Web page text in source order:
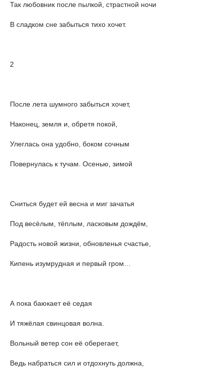
Так любовник после пылкой, страстной ночи
В сладком сне забыться тихо хочет.
2
После лета шумного забыться хочет,
Наконец, земля и, обретя покой,
Улеглась она удобно, боком сочным
Повернулась к тучам. Осенью, зимой
Сниться будет ей весна и миг зачатья
Под весёлым, тёплым, ласковым дождём,
Радость новой жизни, обновленья счастье,
Кипень изумрудная и первый гром…
А пока баюкает её седая
И тяжёлая свинцовая волна.
Вольный ветер сон её оберегает,
Ведь набраться сил и отдохнуть должна,